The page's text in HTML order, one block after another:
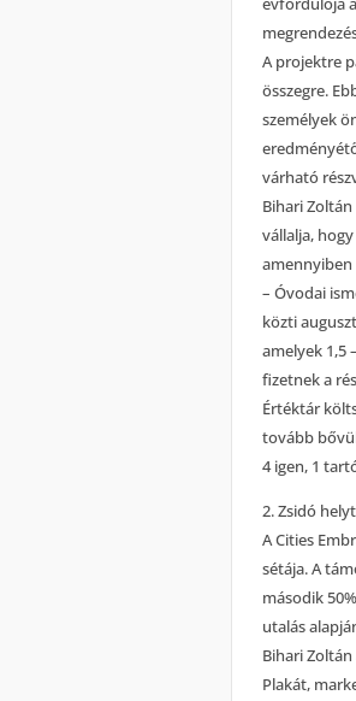
A projektre
összegre.
személyek
várható
Bihari
vállalja,
– Óvodai
közti
amelyek 1,5
fizetnek a
Értéktár
tovább
4 igen, 1
2. Zsidó
A Cities
sétája. A
második
utalás
Bihari
Plakát,